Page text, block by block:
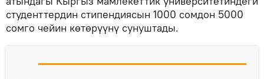
студенттердин стипендиясын 1000 сомдон 5000
сомго чейин көтөрүүнү сунуштады.